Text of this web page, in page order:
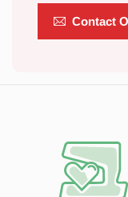
Contact